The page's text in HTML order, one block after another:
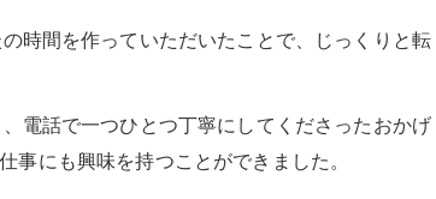
時間を作っていただいたことで、じっくりと転
電話で一つひとつ丁寧にしてくださったおかげ
事にも興味を持つことができました。